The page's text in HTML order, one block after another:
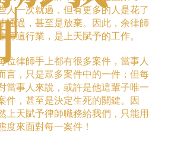
人一次就過，但有更多的人是花了
通過，甚至是放棄。因此，余律師
師這行業，是上天賦予的工作。
位律師手上都有很多案件，當事人
言，只是眾多案件中的一件；但每
當事人來說，或許是他這輩子唯一
件，甚至是決定生死的關鍵。因
上天賦予律師職務給我們，只能用
度來面對每一案件！